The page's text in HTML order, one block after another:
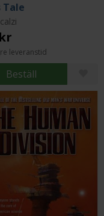
Tale
leveranstid
Beställ